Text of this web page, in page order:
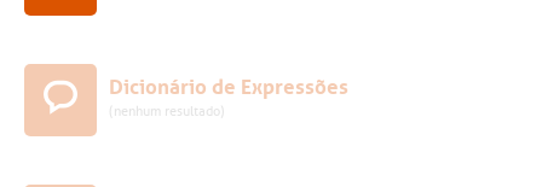
Dicionário de Expressões
(nenhum resultado)